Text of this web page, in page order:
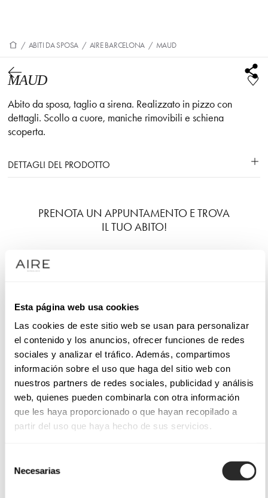
Esta página web usa cookies
Las cookies de este sitio web se usan para personalizar
el contenido y los anuncios, ofrecer funciones de redes
sociales y analizar el tráfico. Además, compartimos
información sobre el uso que haga del sitio web con
nuestros partners de redes sociales, publicidad y análisis
web, quienes pueden combinarla con otra información
que les haya proporcionado o que hayan recopilado a
partir del uso que haya hecho de sus servicios.
Necesarias
/ ABITI DA SPOSA / AIRE BARCELONA / MAUD
MAUD
Abito da sposa, taglio a sirena. Realizzato in pizzo con
dettagli. Scollo a cuore, maniche rimovibili e schiena
scoperta.
DETTAGLI DEL PRODOTTO
PRENOTA UN APPUNTAMENTO E TROVA
IL TUO ABITO!